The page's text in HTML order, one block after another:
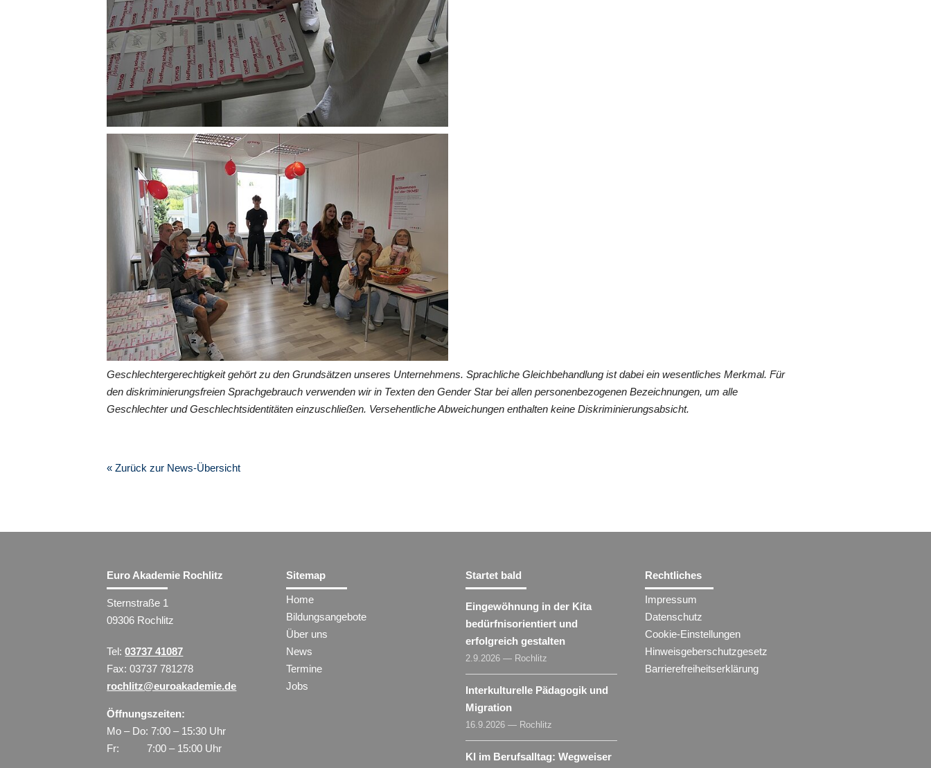
Geschlechtergerechtigkeit gehört zu den Grundsätzen unseres Unternehmens. Sprachliche Gleichbehandlung ist dabei ein wesentliches Merkmal. Für
den diskriminierungsfreien Sprachgebrauch verwenden wir in Texten den Gender Star bei allen personenbezogenen Bezeichnungen, um alle
Geschlechter und Geschlechtsidentitäten einzuschließen. Versehentliche Abweichungen enthalten keine Diskriminierungsabsicht.
« Zurück zur News-Übersicht
Euro Akademie Rochlitz
Sternstraße 1
09306 Rochlitz
Tel:03737 41087
Fax: 03737 781278
rochlitz@euroakademie.de
Öffnungszeiten:
Mo – Do: 7:00 – 15:30 Uhr
Fr: 7:00 – 15:00 Uhr
Sitemap
Home
Bildungsangebote
Über uns
News
Termine
Jobs
Startet bald
Eingewöhnung in der Kita
bedürfnisorientiert und
erfolgreich gestalten
2.9.2026 — Rochlitz
Interkulturelle Pädagogik und
Migration
16.9.2026 — Rochlitz
KI im Berufsalltag: Wegweiser
Rechtliches
Impressum
Datenschutz
Cookie-Einstellungen
Hinweisgeberschutzgesetz
Barrierefreiheitserklärung